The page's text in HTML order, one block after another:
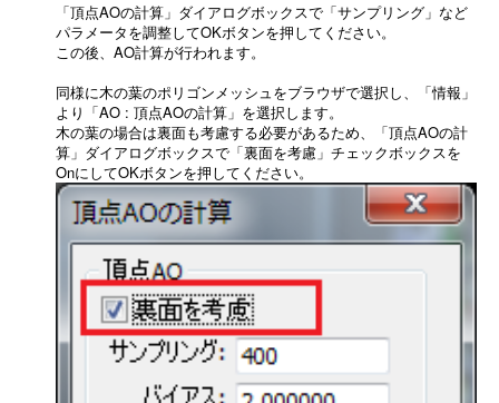
「頂点AOの計算」ダイアログボックスで「サンプリング」など
パラメータを調整してOKボタンを押してください。
この後、AO計算が行われます。
同様に木の葉のポリゴンメッシュをブラウザで選択し、「情報」
より「AO : 頂点AOの計算」を選択します。
木の葉の場合は裏面も考慮する必要があるため、「頂点AOの計
算」ダイアログボックスで「裏面を考慮」チェックボックスを
OnにしてOKボタンを押してください。